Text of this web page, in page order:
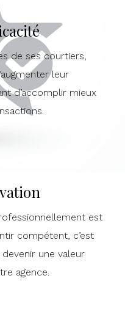
de ses courtiers,
leur
d’accomplir mieux
est
compétent, c’est
une valeur
agence.